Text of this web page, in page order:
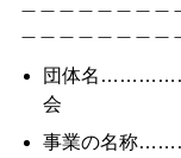
団体名
会
事業の名称